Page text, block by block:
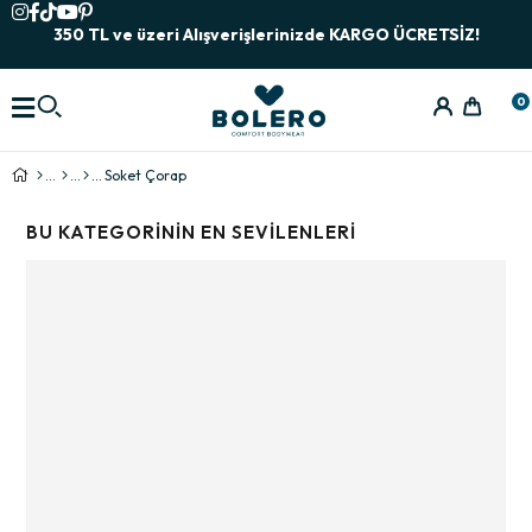
350 TL ve üzeri Alışverişlerinizde KARGO ÜCRETSİZ!
0
Soket Çorap
BU KATEGORININ EN SEVILENLERI